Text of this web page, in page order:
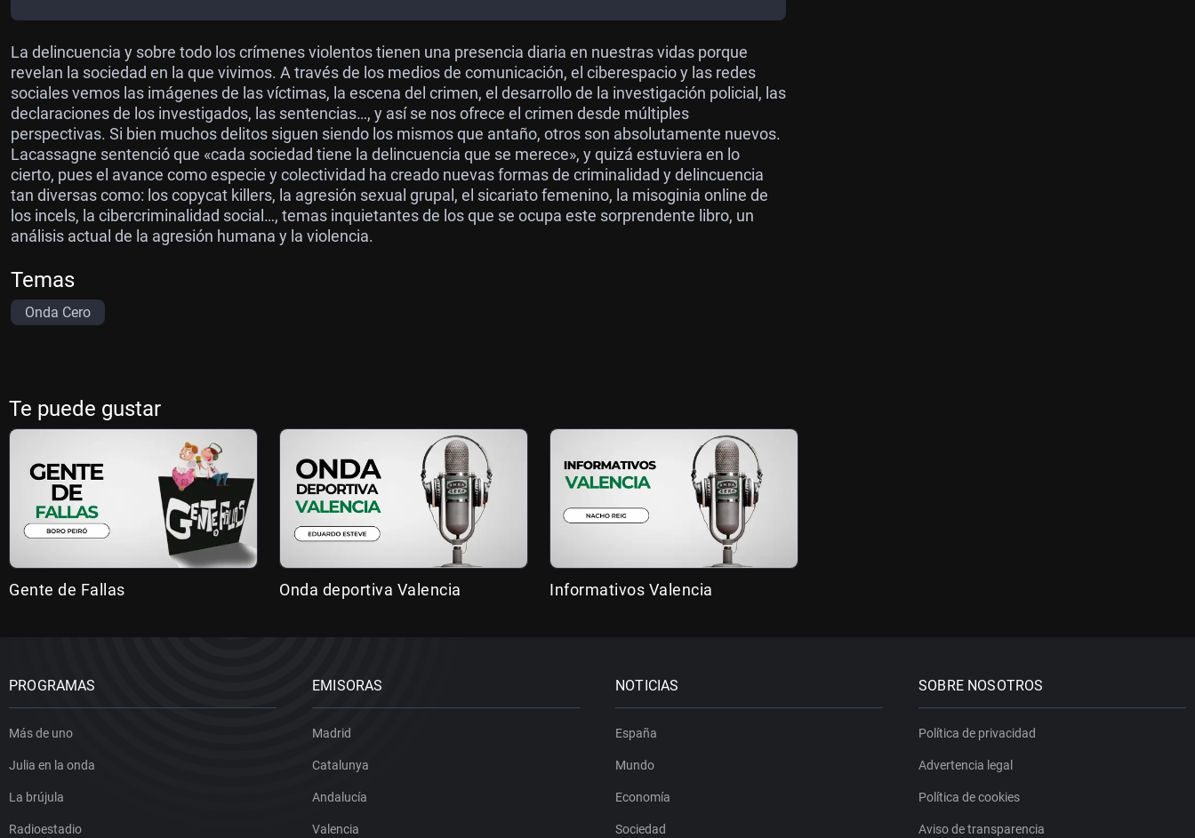
La delincuencia y sobre todo los crímenes violentos tienen una presencia diaria en nuestras vidas porque
revelan la sociedad en la que vivimos. A través de los medios de comunicación, el ciberespacio y las redes
sociales vemos las imágenes de las víctimas, la escena del crimen, el desarrollo de la investigación policial, las
declaraciones de los investigados, las sentencias…, y así se nos ofrece el crimen desde múltiples
perspectivas. Si bien muchos delitos siguen siendo los mismos que antaño, otros son absolutamente nuevos.
Lacassagne sentenció que «cada sociedad tiene la delincuencia que se merece», y quizá estuviera en lo
cierto, pues el avance como especie y colectividad ha creado nuevas formas de criminalidad y delincuencia
tan diversas como: los copycat killers, la agresión sexual grupal, el sicariato femenino, la misoginia online de
los incels, la cibercriminalidad social…, temas inquietantes de los que se ocupa este sorprendente libro, un
análisis actual de la agresión humana y la violencia.
Temas
Onda Cero
Te puede gustar
Gente de Fallas Onda deportiva Valencia Informativos Valencia
PROGRAMAS
Más de uno
Julia en la onda
La brújula
Radioestadio
EMISORAS
Madrid
Catalunya
Andalucía
Valencia
NOTICIAS
España
Mundo
Economía
Sociedad
SOBRE NOSOTROS
Política de privacidad
Advertencia legal
Política de cookies
Aviso de transparencia